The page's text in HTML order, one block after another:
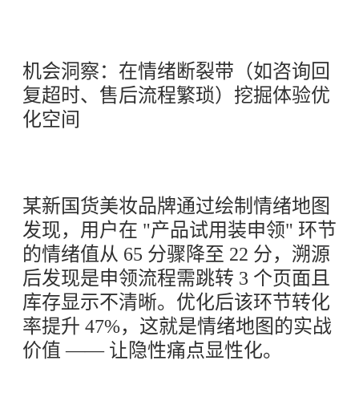
机会洞察：在情绪断裂带（如咨询回
复超时、售后流程繁琐）挖掘体验优
化空间
某新国货美妆品牌通过绘制情绪地图
发现，用户在 "产品试用装申领" 环节
的情绪值从 65 分骤降至 22 分，溯源
后发现是申领流程需跳转 3 个页面且
库存显示不清晰。优化后该环节转化
率提升 47%，这就是情绪地图的实战
价值 —— 让隐性痛点显性化。